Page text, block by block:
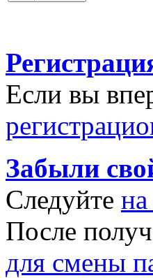
Если вы
Забыли
Следуйте
После
для смены